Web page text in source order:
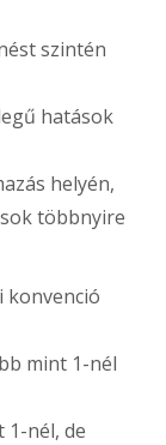
szintén
hatások
helyén,
többnyire
konvenció
mint 1-nél
1-nél, de